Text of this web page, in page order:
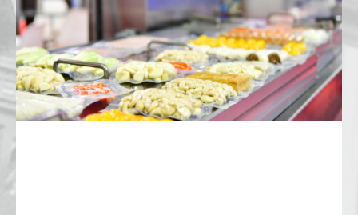
Actualización del BCAS: Directrices para el
contacto directo e indirecto con aire comprimido